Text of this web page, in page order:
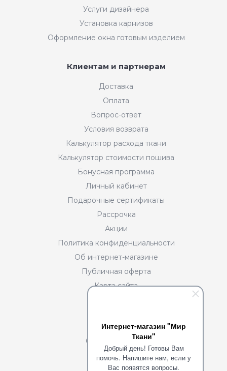
Интернет-магазин "Мир
Ткани"
Добрый день! Готовы Вам
помочь. Напишите нам, если у
Вас появятся вопросы.
Услуги дизайнера
Установка карнизов
Оформление окна готовым изделием
Клиентам и партнерам
Доставка
Оплата
Вопрос-ответ
Условия возврата
Калькулятор расхода ткани
Калькулятор стоимости пошива
Бонусная программа
Личный кабинет
Подарочные сертификаты
Рассрочка
Акции
Политика конфиденциальности
Об интернет-магазине
Публичная оферта
Карта сайта
О нас
Сотрудничество
Портфолио